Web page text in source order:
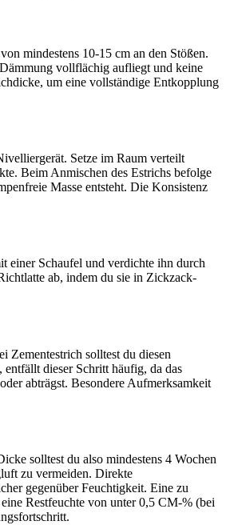
mindestens 10-15 cm an den Stößen.
vollflächig aufliegt und keine
um eine vollständige Entkopplung
Setze im Raum verteilt
Beim Anmischen des Estrichs befolge
Masse entsteht. Die Konsistenz
einer Schaufel und verdichte ihn durch
ab, indem du sie in Zickzack-
Zementestrich solltest du diesen
dieser Schritt häufig, da das
abträgst. Besondere Aufmerksamkeit
solltest du also mindestens 4 Wochen
zu vermeiden. Direkte
gegenüber Feuchtigkeit. Eine zu
Restfeuchte von unter 0,5 CM-% (bei